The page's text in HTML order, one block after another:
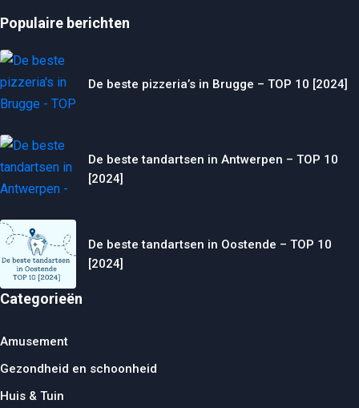
Populaire berichten
De beste pizzeria’s in Brugge – TOP 10 [2024]
De beste tandartsen in Antwerpen – TOP 10
[2024]
De beste tandartsen in Oostende – TOP 10
[2024]
Categorieën
Amusement
Gezondheid en schoonheid
Huis & Tuin